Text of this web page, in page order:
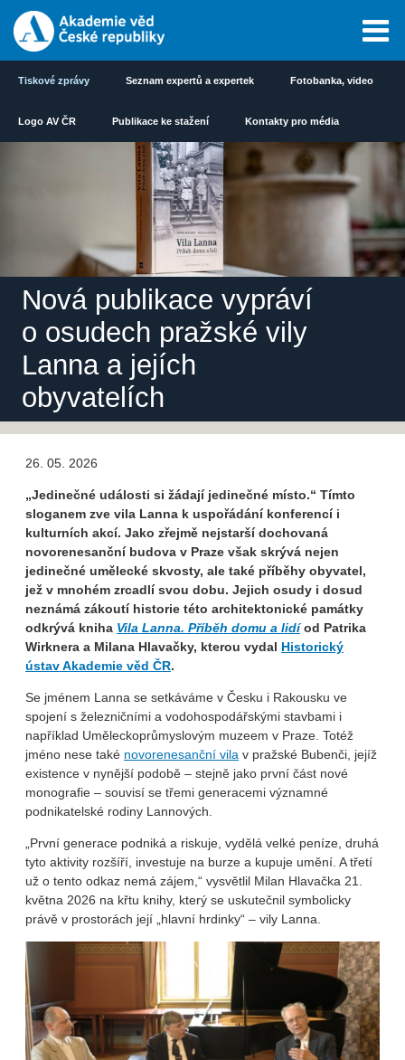
Tiskové zprávy Seznam expertů a expertek Fotobanka, video
Logo AV ČR Publikace ke stažení Kontakty pro média
Nová publikace vypráví
o osudech pražské vily
Lanna a jejích
obyvatelích
26. 05. 2026
„Jedinečné události si žádají jedinečné místo.“ Tímto
sloganem zve vila Lanna k uspořádání konferencí i
kulturních akcí. Jako zřejmě nejstarší dochovaná
novorenesanční budova v Praze však skrývá nejen
jedinečné umělecké skvosty, ale také příběhy obyvatel,
jež v mnohém zrcadlí svou dobu. Jejich osudy i dosud
neznámá zákoutí historie této architektonické památky
odkrývá kniha Vila Lanna. Příběh domu a lidíod Patrika
Wirknera a Milana Hlavačky, kterou vydal Historický
ústav Akademie věd ČR.
Se jménem Lanna se setkáváme v Česku i Rakousku ve
spojení s železničními a vodohospodářskými stavbami i
například Uměleckoprůmyslovým muzeem v Praze. Totéž
jméno nese také novorenesanční vila v pražské Bubenči, jejíž
existence v nynější podobě – stejně jako první část nové
monografie – souvisí se třemi generacemi významné
podnikatelské rodiny Lannových.
„První generace podniká a riskuje, vydělá velké peníze, druhá
tyto aktivity rozšíří, investuje na burze a kupuje umění. A třetí
už o tento odkaz nemá zájem,“ vysvětlil Milan Hlavačka 21.
května 2026 na křtu knihy, který se uskutečnil symbolicky
právě v prostorách její „hlavní hrdinky“ – vily Lanna.